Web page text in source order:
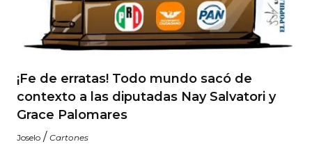
¡Fe de erratas! Todo mundo sacó de
contexto a las diputadas Nay Salvatori y
Grace Palomares
Joselo / Cartones